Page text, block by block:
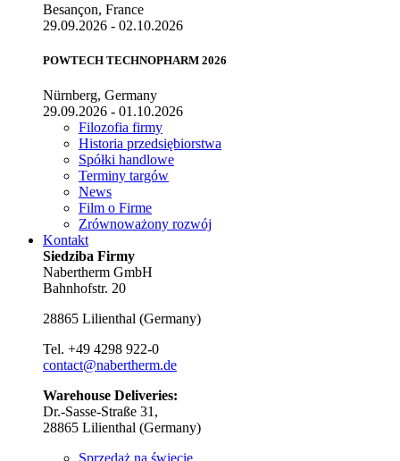
Besançon, France
29.09.2026 - 02.10.2026
POWTECH TECHNOPHARM 2026
Nürnberg, Germany
29.09.2026 - 01.10.2026
Filozofia firmy
Historia przedsiębiorstwa
Spółki handlowe
Terminy targów
News
Film o Firme
Zrównoważony rozwój
Kontakt
Siedziba Firmy
Nabertherm GmbH
Bahnhofstr. 20
28865 Lilienthal (Germany)
Tel. +49 4298 922-0
contact@nabertherm.de
Warehouse Deliveries:
Dr.-Sasse-Straße 31,
28865 Lilienthal (Germany)
Sprzedaż na świecie